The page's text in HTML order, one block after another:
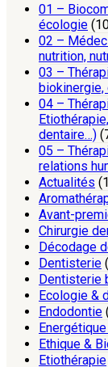
01 –
écologie
02 –
nutrition,
03 –
04 –
dentaire…)
05 –
relations
Actualités
Avant-
Chirurgie
Décodage
Dentisterie
Dentisterie
Ecologie &
Endodontie
Ethique &
Etiothérapie